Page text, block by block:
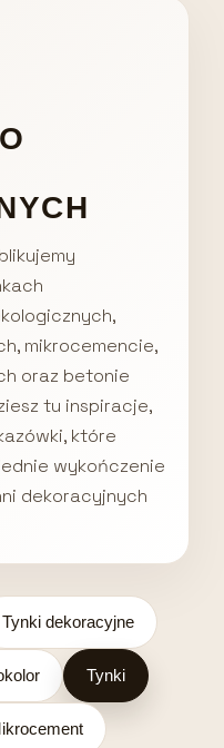
mikrocemencie,
oraz betonie
tu inspiracje,
które
wykończenie
dekoracyjnych
Tynki dekoracyjne
Tynki